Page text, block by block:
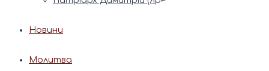
Новини
Молитва